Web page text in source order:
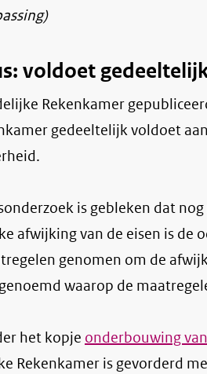
voldoet
gedeeltelijk voldoet
is gebleken dat
afwijking van de eisen is de
genomen om de
waarop de
het kopje onderbouwing
Rekenkamer is gevorderd